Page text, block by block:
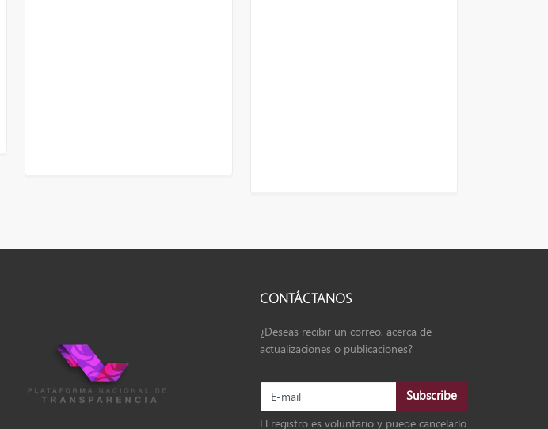
CONTÁCTANOS
¿Deseas recibir un correo, acerca de
actualizaciones o publicaciones?
El registro es voluntario y puede cancelarlo